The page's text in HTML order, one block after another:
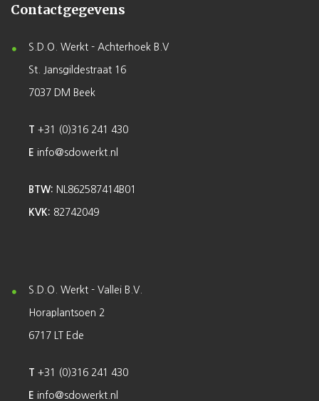
Contactgegevens
S.D.O. Werkt - Achterhoek B.V
St. Jansgildestraat 16
7037 DM Beek
T +31 (0)316 241 430
E info@sdowerkt.nl
BTW: NL862587414B01
KVK: 82742049
S.D.O. Werkt - Vallei B.V.
Horaplantsoen 2
6717 LT Ede
T +31 (0)316 241 430
E info@sdowerkt.nl